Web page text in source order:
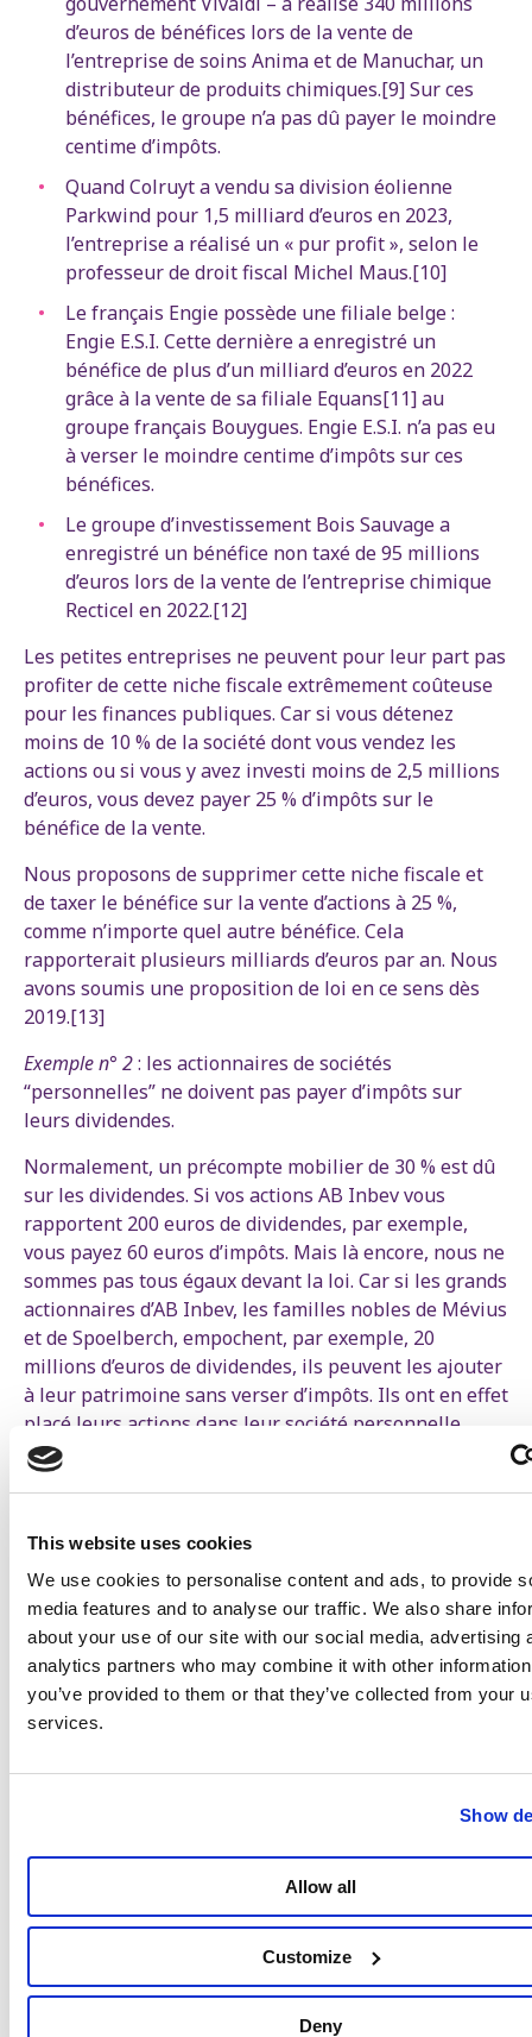
This website uses cookies
We use cookies to personalise content and ads, to provide
media features and to analyse our traffic. We also share
about your use of our site with our social media, advertising
analytics partners who may combine it with other
you’ve provided to them or that they’ve collected from your
services.
Show
Allow all
Customize
Deny
d’euros de bénéfices lors de la vente de
l’entreprise de soins Anima et de Manuchar, un
distributeur de produits chimiques.[9] Sur ces
bénéfices, le groupe n’a pas dû payer le moindre
centime d’impôts.
Quand Colruyt a vendu sa division éolienne
Parkwind pour 1,5 milliard d’euros en 2023,
l’entreprise a réalisé un « pur profit », selon le
professeur de droit fiscal Michel Maus.[10]
Le français Engie possède une filiale belge :
Engie E.S.I. ​Cette dernière a enregistré un
bénéfice de plus d’un milliard d’euros en 2022
grâce à la vente de sa filiale Equans[11] au
groupe français Bouygues. Engie E.S.I. n’a pas eu
à verser le moindre centime d’impôts sur ces
bénéfices.
Le groupe d’investissement Bois Sauvage a
enregistré un bénéfice non taxé de 95 millions
d’euros lors de la vente de l’entreprise chimique
Recticel en 2022.[12]
Les petites entreprises ne peuvent pour leur part pas
profiter de cette niche fiscale extrêmement coûteuse
pour les finances publiques. Car si vous détenez
moins de 10 % de la société dont vous vendez les
actions ou si vous y avez investi moins de 2,5 millions
d’euros, vous devez payer 25 % d’impôts sur le
bénéfice de la vente.
Nous proposons de supprimer cette niche fiscale et
de taxer le bénéfice sur la vente d’actions à 25 %,
comme n’importe quel autre bénéfice. Cela
rapporterait plusieurs milliards d’euros par an. Nous
avons soumis une proposition de loi en ce sens dès
2019.[13]
Exemple n° 2: les actionnaires de sociétés
“personnelles” ne doivent pas payer d’impôts sur
leurs dividendes.
Normalement, un précompte mobilier de 30 % est dû
sur les dividendes. Si vos actions AB Inbev vous
rapportent 200 euros de dividendes, par exemple,
vous payez 60 euros d’impôts. Mais là encore, nous ne
sommes pas tous égaux devant la loi. Car si les grands
actionnaires d’AB Inbev, les familles nobles de Mévius
et de Spoelberch, empochent, par exemple, 20
millions d’euros de dividendes, ils peuvent les ajouter
à leur patrimoine sans verser d’impôts. Ils ont en effet
placé leurs actions dans leur société personnelle
Verlinvest- une société qui sert donc à gérer la
fortune personnelle d’une famille riche à travers des
société possède plus de 2,5 millions d’euros d’actions
Il en va de même pour les sociétés de la famille Boël,
10e fortune de Belgique. Ils contrôlent le groupe
d’investissement Sofina. L’eurodéputé libéral Guy
Verhofstadt, notre ancien premier ministre entre
1999 et 2007, y a siégé au conseil d’administration
2021, Sofina a réalisé un bénéfice de 2,59 milliards
d’euros et a payé seulement 846 000 euros d’impôts,
verse à la famille Boël sont pratiquement
entièrement exonérés d’impôts car celle-ci a placé ses
actions dans une société personnelle qui possède une
part suffisante de Sofina. Un petit investisseur qui a
investi dans Sofina paiera en revanche 30 % d’impôts